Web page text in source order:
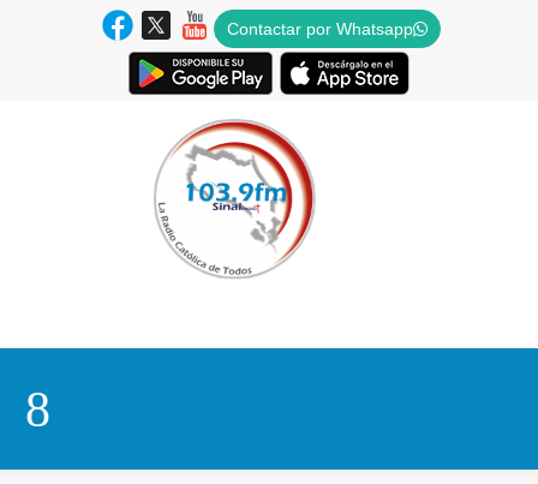
Contactar por Whatsapp
8